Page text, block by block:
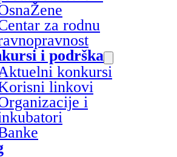
za rodnu
i podrška
konkursi
linkovi
i